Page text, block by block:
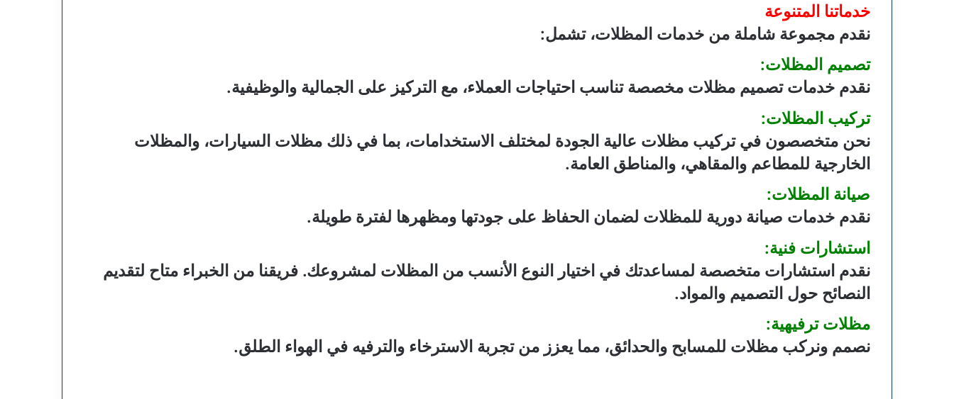
خدماتنا المتنوعة
نقدم مجموعة شاملة من خدمات المظلات، تشمل:
تصميم المظلات:
نقدم خدمات تصميم مظلات مخصصة تناسب احتياجات العملاء، مع التركيز على الجمالية والوظيفية.
تركيب المظلات:
نحن متخصصون في تركيب مظلات عالية الجودة لمختلف الاستخدامات، بما في ذلك مظلات السيارات، والمظلات
الخارجية للمطاعم والمقاهي، والمناطق العامة.
صيانة المظلات:
نقدم خدمات صيانة دورية للمظلات لضمان الحفاظ على جودتها ومظهرها لفترة طويلة.
استشارات فنية:
نقدم استشارات متخصصة لمساعدتك في اختيار النوع الأنسب من المظلات لمشروعك. فريقنا من الخبراء متاح لتقديم
النصائح حول التصميم والمواد.
مظلات ترفيهية:
نصمم ونركب مظلات للمسابح والحدائق، مما يعزز من تجربة الاسترخاء والترفيه في الهواء الطلق.